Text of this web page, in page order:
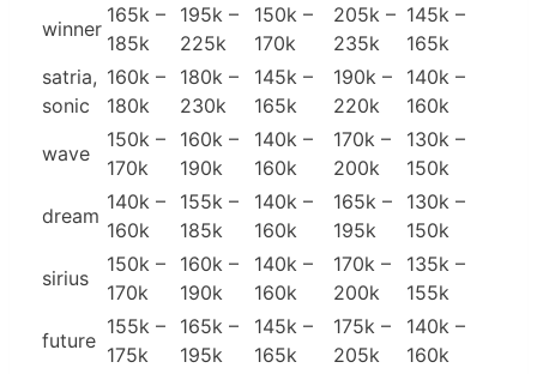
winner
165k –
185k
195k –
225k
150k –
170k
205k –
235k
145k –
165k
satria,
sonic
160k –
180k
180k –
230k
145k –
165k
190k –
220k
140k –
160k
wave
150k –
170k
160k –
190k
140k –
160k
170k –
200k
130k –
150k
dream
140k –
160k
155k –
185k
140k –
160k
165k –
195k
130k –
150k
sirius
150k –
170k
160k –
190k
140k –
160k
170k –
200k
135k –
155k
future
155k –
175k
165k –
195k
145k –
165k
175k –
205k
140k –
160k